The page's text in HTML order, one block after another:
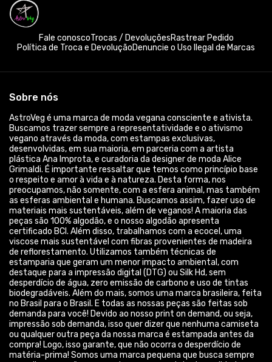
Fale conoscoTrocas / DevoluçõesRastrear Pedido
Política de Troca e DevoluçãoDenuncie o Uso Ilegal de Marcas
Sobre nós
AstroVeg é uma marca de moda vegana consciente e ativista.
Buscamos trazer sempre a representatividade e o ativismo
vegano através da moda, com estampas exclusivas,
desenvolvidas, em sua maioria, em parceria com a artista
plástica Ana Improta, e curadoria da designer de moda Alice
Grimaldi. É importante ressaltar que temos como princípio base
o respeito e amor à vida e à natureza. Desta forma, nos
preocupamos, não somente, com a esfera animal, mas também
as esferas ambiental e humana. Buscamos assim, fazer uso de
materiais mais sustentáveis, além de veganos! A maioria das
peças são 100% algodão, e o nosso algodão apresenta
certificado BCI. Além disso, trabalhamos com a ecocel, uma
viscose mais sustentável com fibras provenientes de madeira
de reflorestamento. Utilizamos também técnicas de
estamparia que geram um menor impacto ambiental, com
destaque para a impressão digital (DTG) ou Silk Hd, sem
desperdício de água, zero emissão de carbono e uso de tintas
biodegradáveis. Além do mais, somos uma marca brasileira, feita
no Brasil para o Brasil. E todas as nossas peças são feitas sob
demanda para você! Devido ao nosso print on demand, ou seja,
impressão sob demanda, isso quer dizer que nenhuma camiseta
ou qualquer outra peça da nossa marca é estampada antes da
compra! Logo, isso garante, que não ocorra o desperdício de
matéria-prima! Somos uma marca pequena que busca sempre